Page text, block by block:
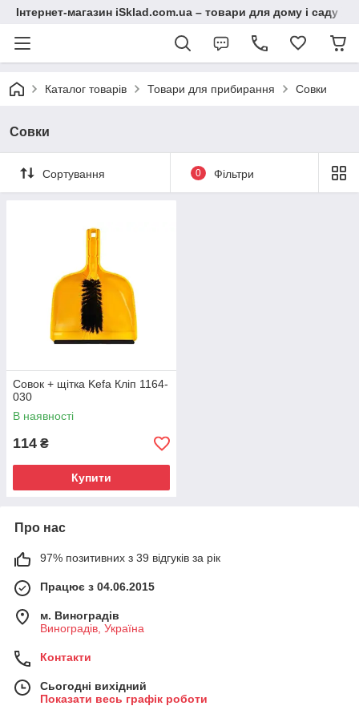
Інтернет-магазин iSklad.com.ua – товари для дому і саду
Каталог товарів Товари для прибирання Совки
Совки
Сортування 0 Фільтри
Совок + щітка Kefa Кліп 1164-
030
В наявності
114 ₴
Купити
Про нас
97% позитивних з 39 відгуків за рік
Працює з 04.06.2015
м. Виноградів
Виноградів, Україна
Контакти
Сьогодні вихідний
Показати весь графік роботи